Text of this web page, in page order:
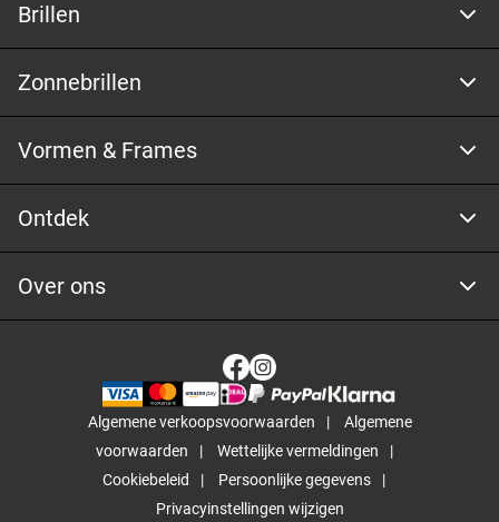
Brillen
Zonnebrillen
Vormen & Frames
Ontdek
Over ons
Algemene verkoopsvoorwaarden
Algemene
voorwaarden
Wettelijke vermeldingen
Cookiebeleid
Persoonlijke gegevens
Privacyinstellingen wijzigen